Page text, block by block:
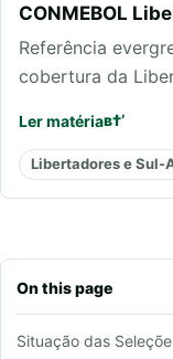
On this page
Situação das
CONMEBOL
Referência
cobertura da
Ler matéria
Libertadores e Sul-